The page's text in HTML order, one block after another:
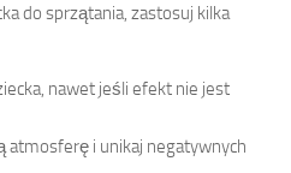
do sprzątania, zastosuj kilka
nawet jeśli efekt nie jest
atmosferę i unikaj negatywnych